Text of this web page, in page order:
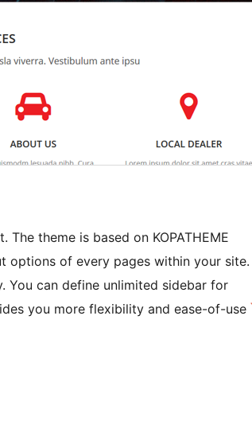
theme is based on KOPATHEME
options of every pages within your site.
You can define unlimited sidebar for
you more flexibility and ease-of-use